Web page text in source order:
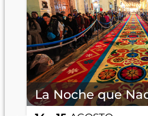
La Noche que